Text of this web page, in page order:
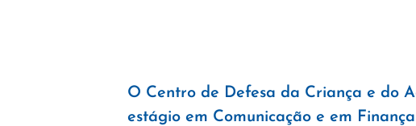
O Centro de Defesa da Criança e do
estágio em Comunicação e em